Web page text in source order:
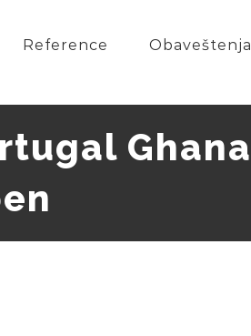
Reference Obaveštenja
Ghana